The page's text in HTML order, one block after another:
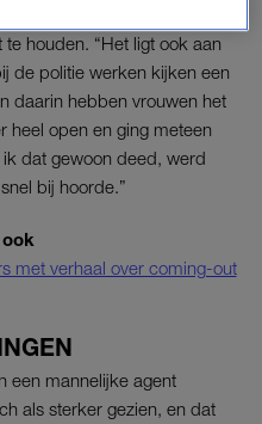
houden. “Het ligt ook aan
de politie werken kijken een
daarin hebben vrouwen het
heel open en ging meteen
dat gewoon deed, werd
bij hoorde.”
met verhaal over coming-out
een mannelijke agent
als sterker gezien, en dat